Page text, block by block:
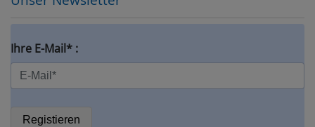
Ihre E-Mail* :